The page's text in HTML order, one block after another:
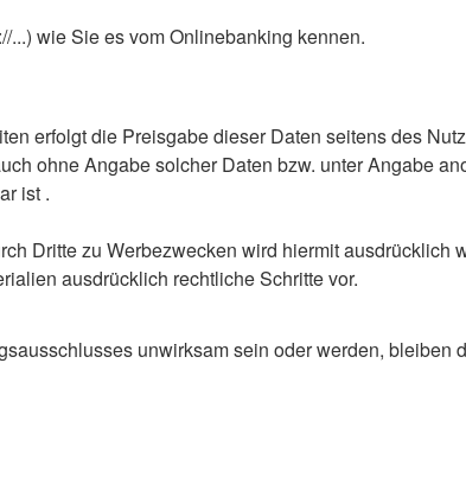
wie Sie es vom Onlinebanking kennen.
erfolgt die Preisgabe dieser Daten seitens des
ohne Angabe solcher Daten bzw. unter Angabe
ist .
Dritte zu Werbezwecken wird hiermit ausdrücklich
ausdrücklich rechtliche Schritte vor.
unwirksam sein oder werden, bleiben